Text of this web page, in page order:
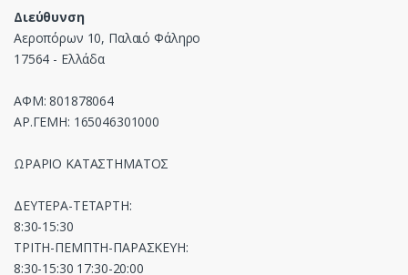
Διεύθυνση
Αεροπόρων 10, Παλαιό Φάληρο
17564 - Ελλάδα
ΑΦΜ: 801878064
ΑΡ.ΓΕΜΗ: 165046301000
ΩΡΑΡΙΟ ΚΑΤΑΣΤΗΜΑΤΟΣ
ΔΕΥΤΕΡΑ-ΤΕΤΑΡΤΗ:
8:30-15:30
ΤΡΙΤΗ-ΠΕΜΠΤΗ-ΠΑΡΑΣΚΕΥΗ:
8:30-15:30 17:30-20:00